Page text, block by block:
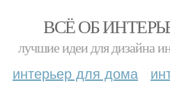
ВСЁ ОБ
лучшие идеи для дизайна
интерьер для дома